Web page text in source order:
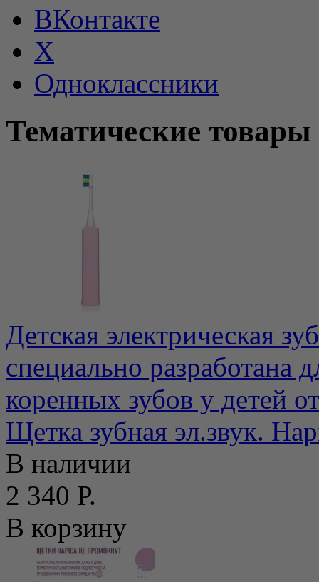
ВКонтакте
X
Одноклассники
Тематические товары
Детская электрическая
специально разработана
коренных зубов у детей
Щетка зубная эл.звук.
В наличии
2 340 Р.
В корзину